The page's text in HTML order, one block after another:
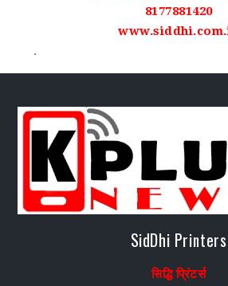
8177881420
.
SidDhi Printers
सिद्धि प्रिंटर्स